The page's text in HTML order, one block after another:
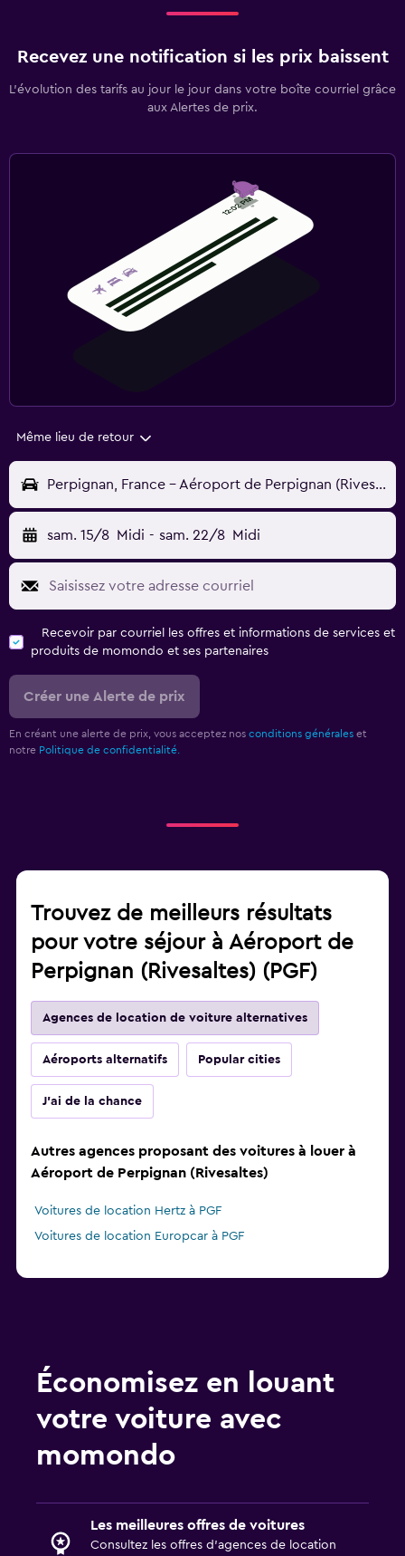
Recevez une notification si les prix baissent
L’évolution des tarifs au jour le jour dans votre boîte courriel grâce
aux Alertes de prix.
Même lieu de retour
Perpignan, France - Aéroport de Perpignan (Rivesaltes) (PGF)
sam. 15/8 Midi - sam. 22/8 Midi
Recevoir par courriel les offres et informations de services et
produits de momondo et ses partenaires
Créer une Alerte de prix
En créant une alerte de prix, vous acceptez nos conditions générales et
notre Politique de confidentialité.
Trouvez de meilleurs résultats
pour votre séjour à Aéroport de
Perpignan (Rivesaltes) (PGF)
Agences de location de voiture alternatives
Aéroports alternatifs Popular cities
J'ai de la chance
Autres agences proposant des voitures à louer à
Aéroport de Perpignan (Rivesaltes)
Voitures de location Hertz à PGF
Voitures de location Europcar à PGF
Économisez en louant
votre voiture avec
momondo
Les meilleures offres de voitures
Consultez les offres d’agences de location